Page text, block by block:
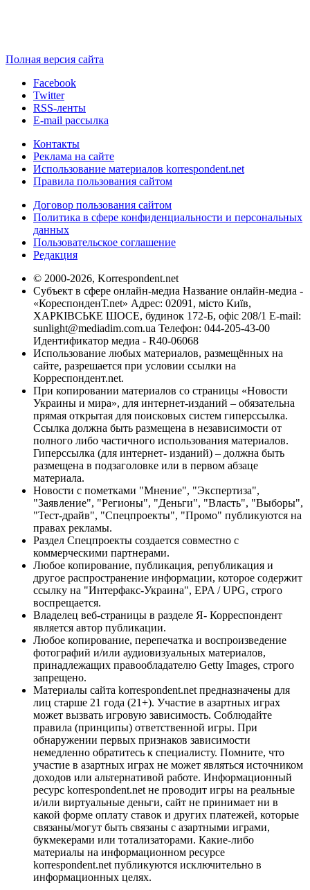
Полная версия сайта
Facebook
Twitter
RSS-ленты
E-mail рассылка
Контакты
Реклама на сайте
Использование материалов korrespondent.net
Правила пользования сайтом
Договор пользования сайтом
Политика в сфере конфиденциальности и персональных
данных
Пользовательское соглашение
Редакция
© 2000-2026, Korrespondent.net
Субъект в сфере онлайн-медиа Название онлайн-медиа -
«КореспонденТ.net» Адрес: 02091, місто Київ,
ХАРКІВСЬКЕ ШОСЕ, будинок 172-Б, офіс 208/1 E-mail:
sunlight@mediadim.com.ua Телефон: 044-205-43-00
Идентификатор медиа - R40-06068
Использование любых материалов, размещённых на
сайте, разрешается при условии ссылки на
Корреспондент.net.
При копировании материалов со страницы «Новости
Украины и мира», для интернет-изданий – обязательна
прямая открытая для поисковых систем гиперссылка.
Ссылка должна быть размещена в независимости от
полного либо частичного использования материалов.
Гиперссылка (для интернет- изданий) – должна быть
размещена в подзаголовке или в первом абзаце
материала.
Новости с пометками "Мнение", "Экспертиза",
"Заявление", "Регионы", "Деньги", "Власть", "Выборы",
"Тест-драйв", "Спецпроекты", "Промо" публикуются на
правах рекламы.
Раздел Спецпроекты создается совместно с
коммерческими партнерами.
Любое копирование, публикация, републикация и
другое распространение информации, которое содержит
ссылку на "Интерфакс-Украина", EPA / UPG, строго
воспрещается.
Владелец веб-страницы в разделе Я- Корреспондент
является автор публикации.
Любое копирование, перепечатка и воспроизведение
фотографий и/или аудиовизуальных материалов,
принадлежащих правообладателю Getty Images, строго
запрещено.
Материалы сайта korrespondent.net предназначены для
лиц старше 21 года (21+). Участие в азартных играх
может вызвать игровую зависимость. Соблюдайте
правила (принципы) ответственной игры. При
обнаружении первых признаков зависимости
немедленно обратитесь к специалисту. Помните, что
участие в азартных играх не может являться источником
доходов или альтернативой работе. Информационный
ресурс korrespondent.net не проводит игры на реальные
и/или виртуальные деньги, сайт не принимает ни в
какой форме оплату ставок и других платежей, которые
связаны/могут быть связаны с азартными играми,
букмекерами или тотализаторами. Какие-либо
материалы на информационном ресурсе
korrespondent.net публикуются исключительно в
информационных целях.